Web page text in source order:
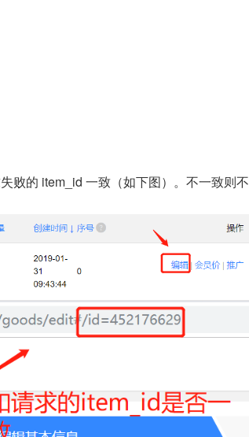
败的 item_id 一致（如下图）。不一致则不